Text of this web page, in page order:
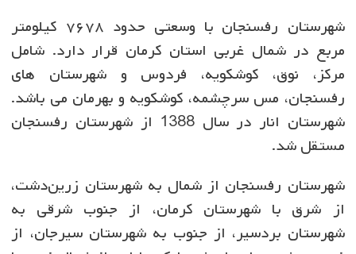
شهرستان رفسنجان با وسعتی حدود ۷۶۷۸ کیلومتر
مربع در شمال غربی استان کرمان قرار دارد. شامل
مرکز، نوق، کوشکویه، فردوس و شهرستان های
رفسنجان، مس سرچشمه، کوشکویه و بهرمان می باشد.
شهرستان انار در سال 1388 از شهرستان رفسنجان
مستقل شد.
شهرستان رفسنجان از شمال به شهرستان زرین‌دشت،
از شرق با شهرستان کرمان، از جنوب شرقی به
شهرستان بردسیر، از جنوب به شهرستان سیرجان، از